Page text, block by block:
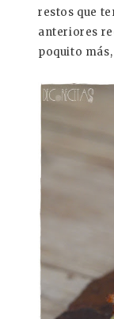
restos que
anteriores
poquito